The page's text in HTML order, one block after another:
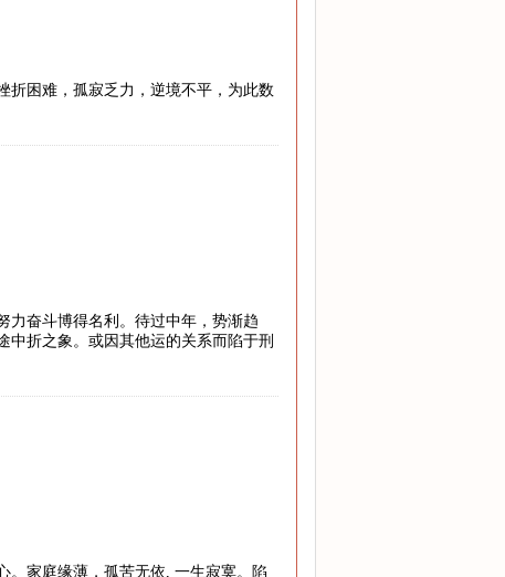
折困难，孤寂乏力，逆境不平，为此数
力奋斗博得名利。待过中年，势渐趋
折之象。或因其他运的关系而陷于刑
。家庭缘薄，孤苦无依, 一生寂寞。陷